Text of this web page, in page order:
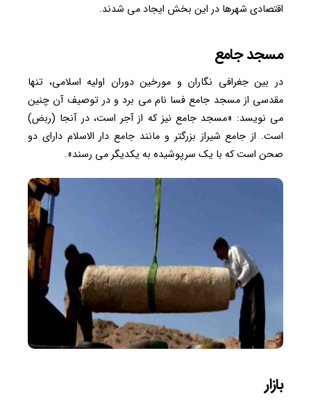
اقتصادی شهرها در این بخش ایجاد می شدند.
مسجد جامع
در بین جغرافی نگاران و مورخین دوران اولیه اسلامی، تنها
مقدسی از مسجد جامع فسا نام می برد و در توصیف آن چنین
می نویسد: «مسجد جامع نیز که از آجر است، در آنجا (ربض)
است. از جامع شیراز بزرگتر و مانند جامع دار الاسلام دارای دو
صحن است که با یک سرپوشیده به یکدیگر می رسند».
بازار